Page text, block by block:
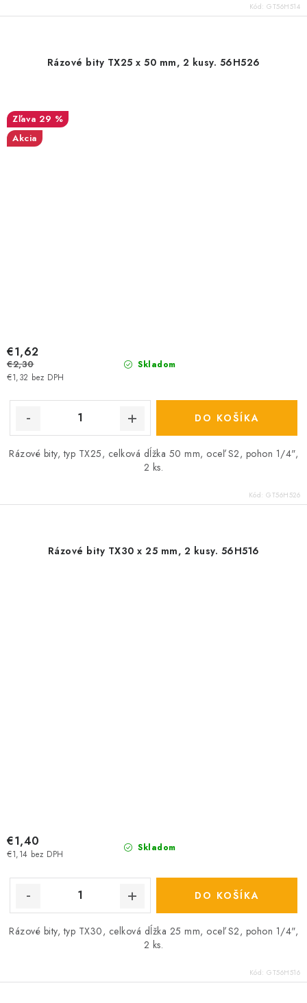
Kód: GT56H514
Rázové bity TX25 x 50 mm, 2 kusy. 56H526
29 %
Akcia
Skladom
€1,32 bez DPH
€1,62
€2,30
DO KOŠÍKA
Rázové bity, typ TX25, celková dĺžka 50 mm, oceľ S2, pohon 1/4",
2 ks.
Kód: GT56H526
Rázové bity TX30 x 25 mm, 2 kusy. 56H516
Skladom
€1,14 bez DPH
€1,40
DO KOŠÍKA
Rázové bity, typ TX30, celková dĺžka 25 mm, oceľ S2, pohon 1/4",
2 ks.
Kód: GT56H516